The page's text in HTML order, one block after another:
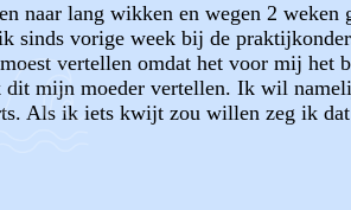
naar lang wikken en wegen 2 weken
sinds vorige week bij de
vertellen omdat het voor mij het
dit mijn moeder vertellen. Ik wil
Als ik iets kwijt zou willen zeg ik